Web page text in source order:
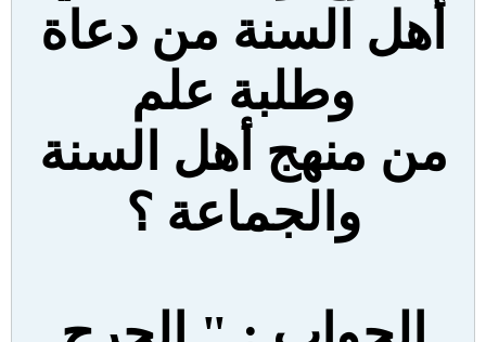
أهل السنة من دعاة
وطلبة علم
من منهج أهل السنة
والجماعة ؟